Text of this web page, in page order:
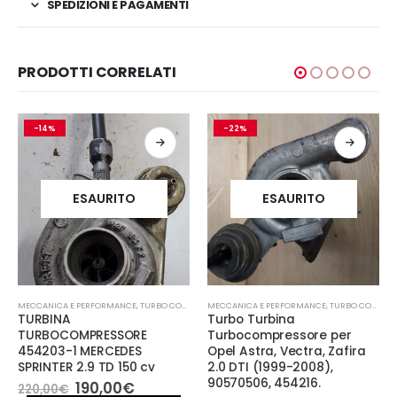
SPEDIZIONI E PAGAMENTI
PRODOTTI CORRELATI
-14%
ESAURITO
MECCANICA E PERFORMANCE,TURBO COMPRESSORE- TURBINA
TURBINA
TURBOCOMPRESSORE
454203-1 MERCEDES
SPRINTER 2.9 TD 150 cv
220,00€ Il
190,00€Il
-22%
ESAURITO
MECCANICA E PERFORMANCE,TURBO COMPRESSORE- TURBINA
Turbo Turbina
Turbocompressore per
Opel Astra, Vectra, Zafira
2.0 DTI (1999-2008),
90570506, 454216.